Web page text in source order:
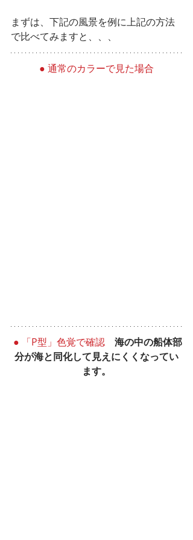
まずは、下記の風景を例に上記の方法
で比べてみますと、、、
● 通常のカラーで見た場合
● 「P型」色覚で確認 海の中の船体部
分が海と同化して見えにくくなってい
ます。